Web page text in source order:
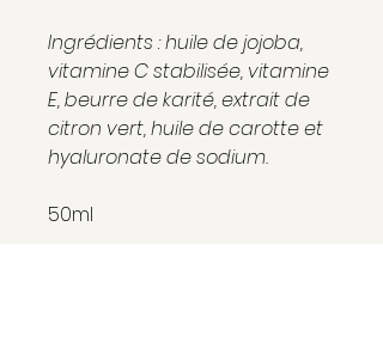
Ingrédients : huile de jojoba,
vitamine C stabilisée, vitamine
E, beurre de karité, extrait de
citron vert, huile de carotte et
hyaluronate de sodium.
50ml